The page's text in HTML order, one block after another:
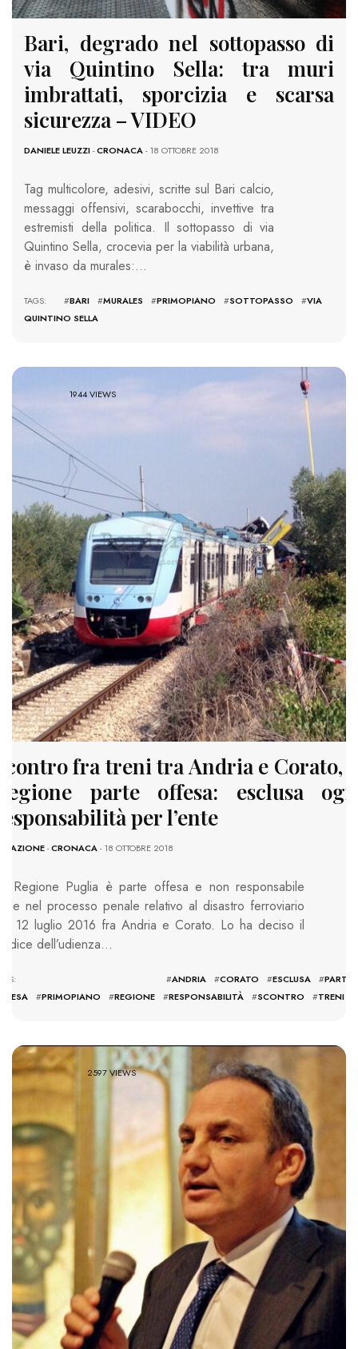
Bari, degrado nel sottopasso di
via Quintino Sella: tra muri
imbrattati, sporcizia e scarsa
sicurezza – VIDEO
DANIELE LEUZZI-CRONACA- 18 OTTOBRE 2018
Tag multicolore, adesivi, scritte sul Bari calcio,
messaggi offensivi, scarabocchi, invettive tra
estremisti della politica. Il sottopasso di via
Quintino Sella, crocevia per la viabilità urbana,
è invaso da murales:…
TAGS: #BARI #MURALES #PRIMOPIANO #SOTTOPASSO #VIA
QUINTINO SELLA
1944 VIEWS
fra treni tra Andria e Corato,
parte offesa: esclusa
per l’ente
-CRONACA- 18 OTTOBRE 2018
Regione Puglia è parte offesa e non responsabile
nel processo penale relativo al disastro ferroviario
12 luglio 2016 fra Andria e Corato. Lo ha deciso il
dell’udienza…
#ANDRIA #CORATO #ESCLUSA #PARTE
#PRIMOPIANO #REGIONE #RESPONSABILITÀ #SCONTRO #TRENI
2597 VIEWS